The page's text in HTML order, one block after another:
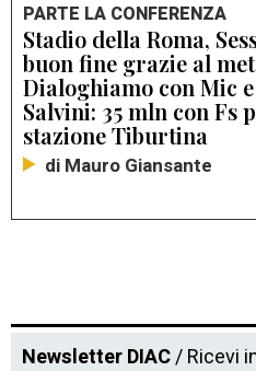
PARTE LA CONFERENZA
Stadio della Roma,
buon fine grazie al
Dialoghiamo con Mic
Salvini: 35 mln con Fs
stazione Tiburtina
di Mauro Giansante
Newsletter DIAC/ Ricevi